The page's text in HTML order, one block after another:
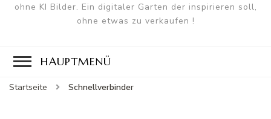
ohne KI Bilder. Ein digitaler Garten der inspirieren soll,
ohne etwas zu verkaufen !
HAUPTMENÜ
Startseite Schnellverbinder